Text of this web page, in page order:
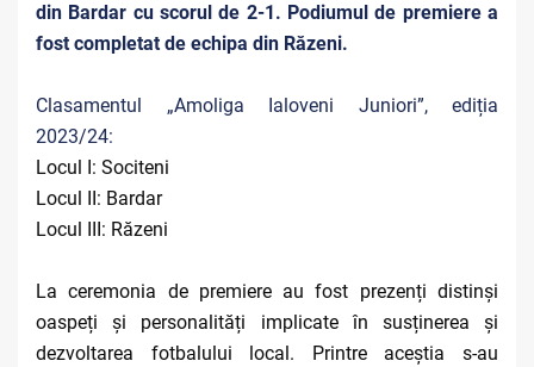
din Bardar cu scorul de 2-1. Podiumul de premiere a
fost completat de echipa din Răzeni.
Clasamentul „Amoliga Ialoveni Juniori”, ediția
2023/24:
Locul I: Sociteni
Locul II: Bardar
Locul III: Răzeni
La ceremonia de premiere au fost prezenți distinși
oaspeți și personalități implicate în susținerea și
dezvoltarea fotbalului local. Printre aceștia s-au